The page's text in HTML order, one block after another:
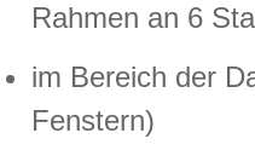
Rahmen an 6
im Bereich der
Fenstern)